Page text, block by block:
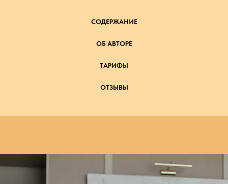
СОДЕРЖАНИЕ
ОБ АВТОРЕ
ТАРИФЫ
ОТЗЫВЫ